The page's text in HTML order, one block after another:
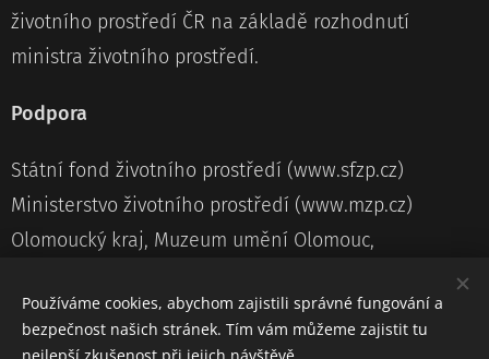
životního prostředí ČR na základě rozhodnutí
ministra životního prostředí.
Podpora
Státní fond životního prostředí (www.sfzp.cz)
Ministerstvo životního prostředí (www.mzp.cz)
Olomoucký kraj, Muzeum umění Olomouc,
Odbor městské zeleně a odpadového hospodářství
MmOl
Používáme cookies, abychom zajistili správné fungování a
bezpečnost našich stránek. Tím vám můžeme zajistit tu